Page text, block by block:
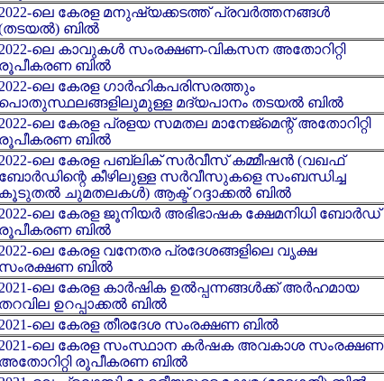
2022-ലെ കേരള മനുഷ്യക്കടത്ത് പ്രവർത്തനങ്ങൾ
ബിൽ
2022-ലെ കാവുകൾ സംരക്ഷണ-വികസന അതോറിറ്റി
രൂപീകരണ ബിൽ
2022-ലെ കേരള ഗാർഹികപരിസരത്തും
പൊതുസ്ഥലങ്ങളിലുമുള്ള മദ്യപാനം തടയൽ ബിൽ
2022-ലെ കേരള പ്രളയ സമതല മാനേജ്മെന്റ് അതോറിറ്റി
രൂപീകരണ ബിൽ
2022-ലെ കേരള പബ്ലിക് സര്‍വീസ് കമ്മീഷന്‍ (വഖഫ്
ബോര്‍ഡിന്റെ കീഴിലുള്ള സര്‍‌വീസുകളെ സംബന്ധിച്ച
കൂടുതല്‍ ചുമതലകള്‍) ആക്ട് റദ്ദാക്കല്‍ ബില്‍
2022-ലെ കേരള ജൂനിയര്‍ അഭിഭാഷക ക്ഷേമനിധി ബോര്‍ഡ്
രൂപീകരണ ബില്‍
2022-ലെ കേരള വനേതര പ്രദേശങ്ങളിലെ വൃക്ഷ
സംരക്ഷണ ബില്‍
2021-ലെ കേരള കാർഷിക ഉൽപ്പന്നങ്ങൾക്ക് അർഹമായ
തറവില ഉറപ്പാക്കൽ ബിൽ
2021-ലെ കേരള തീരദേശ സംരക്ഷണ ബിൽ
2021-ലെ കേരള സംസ്ഥാന കർഷക അവകാശ സംരക്ഷണ
അതോറിറ്റി രൂപീകരണ ബിൽ